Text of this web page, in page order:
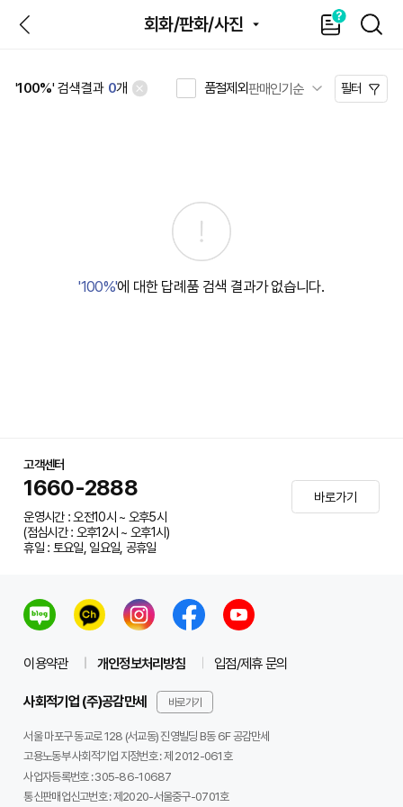
뒤
회화/판화/사진
가
이
'100%' 검색결과 0개 품절제외 필터
'100%'에 대한 답례품 검색 결과가 없습니다.
고객센터
1660-2888
운영시간 : 오전10시 ~ 오후5시
(점심시간 : 오후12시 ~ 오후1시)
휴일 : 토요일, 일요일, 공휴일
바로가기
이용약관 개인정보처리방침 입점/제휴 문의
사회적기업 (주)공감만세 바로가기
서울 마포구 동교로 128 (서교동) 진영빌딩 B동 6F 공감만세
고용노동부 사회적기업 지정번호 : 제 2012-061호
사업자등록번호 :305-86-10687
통신판매업신고번호 :제2020-서울중구-0701호